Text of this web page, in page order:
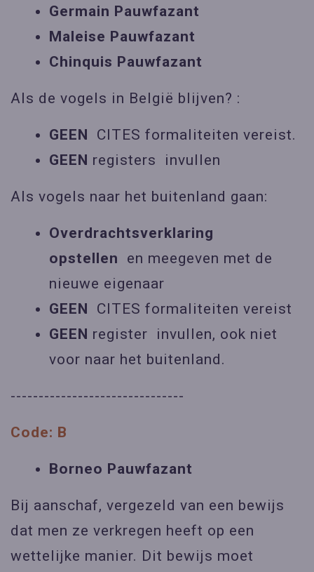
Germain Pauwfazant
Maleise Pauwfazant
Chinquis Pauwfazant
Als de vogels in België blijven? :
GEEN CITES formaliteiten vereist.
GEEN registers invullen
Als vogels naar het buitenland gaan:
Overdrachtsverklaring
opstellen en meegeven met de
nieuwe eigenaar
GEEN CITES formaliteiten vereist
GEEN register invullen, ook niet
voor naar het buitenland.
-------------------------------
Code: B
Borneo Pauwfazant
Bij aanschaf, vergezeld van een bewijs
dat men ze verkregen heeft op een
wettelijke manier. Dit bewijs moet